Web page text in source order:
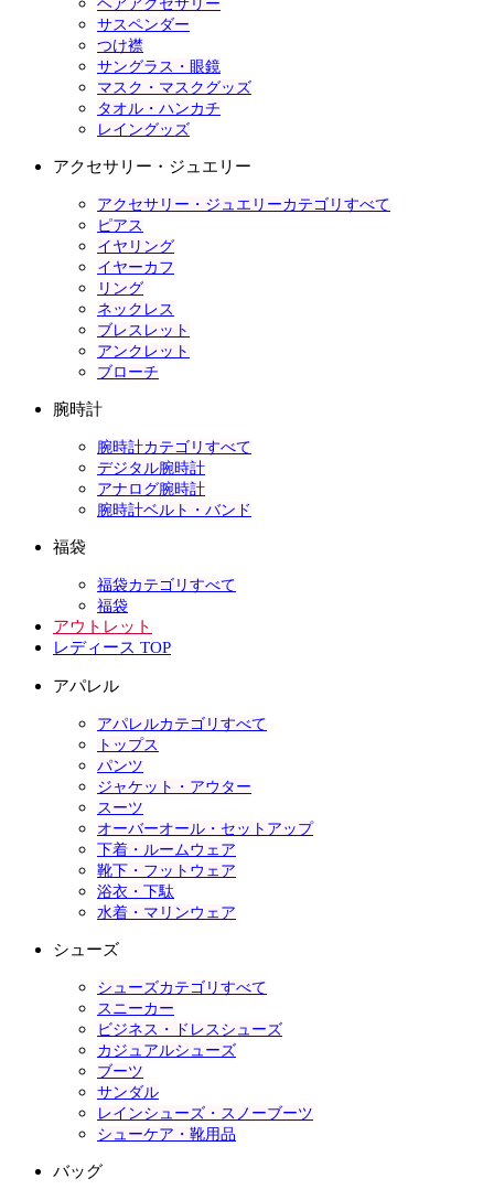
ヘアアクセサリー
サスペンダー
つけ襟
サングラス・眼鏡
マスク・マスクグッズ
タオル・ハンカチ
レイングッズ
アクセサリー・ジュエリー
アクセサリー・ジュエリーカテゴリすべて
ピアス
イヤリング
イヤーカフ
リング
ネックレス
ブレスレット
アンクレット
ブローチ
腕時計
腕時計カテゴリすべて
デジタル腕時計
アナログ腕時計
腕時計ベルト・バンド
福袋
福袋カテゴリすべて
福袋
アウトレット
レディース TOP
アパレル
アパレルカテゴリすべて
トップス
パンツ
ジャケット・アウター
スーツ
オーバーオール・セットアップ
下着・ルームウェア
靴下・フットウェア
浴衣・下駄
水着・マリンウェア
シューズ
シューズカテゴリすべて
スニーカー
ビジネス・ドレスシューズ
カジュアルシューズ
ブーツ
サンダル
レインシューズ・スノーブーツ
シューケア・靴用品
バッグ